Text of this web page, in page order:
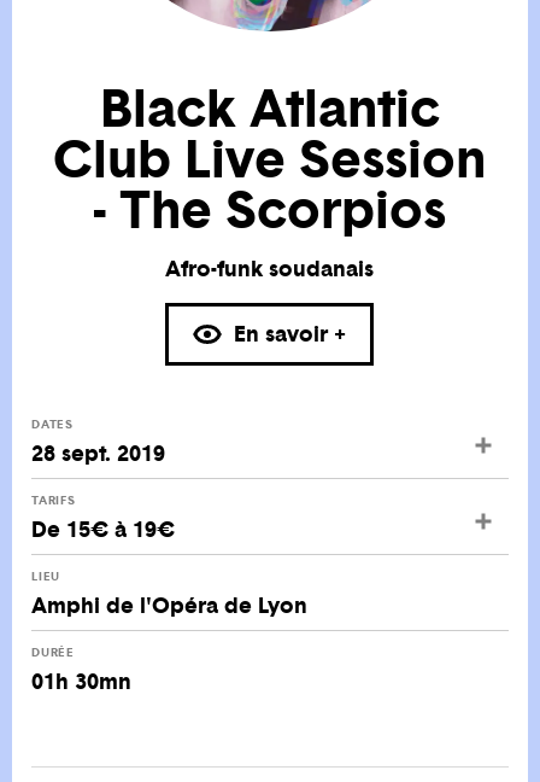
Black Atlantic
Club Live Session
- The Scorpios
Afro-funk soudanais
En savoir +
DATES
28 sept. 2019
TARIFS
De 15€ à 19€
LIEU
Amphi de l'Opéra de Lyon
DURÉE
01h 30mn